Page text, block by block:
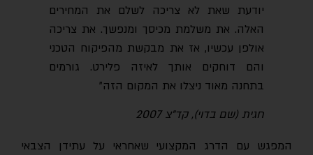
יודעת שאת לא צריכה לשלם את המחירים
האלה. את משלמת מכיסך ומנפשך. את צריכה
אולפן עכשיו, אז את מבקשת מהפיקוח הטכני
והם דוחקים אותך לאיזה פלירט. גורמים
בתחנה מאוד ניצלו את המקום הזה"
חגית (שם בדוי), קד"צ 2007
המפגש עם הדרג המקצועי שאחראי על עתידן הצבאי